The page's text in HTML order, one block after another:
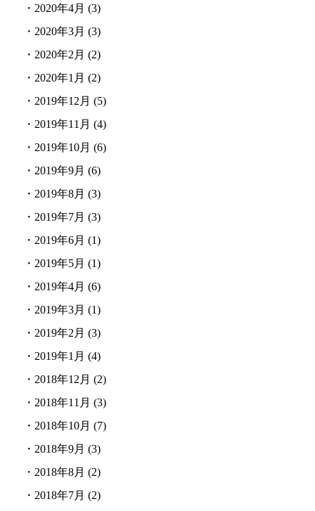
・ 2020年4月 (3)
・ 2020年3月 (3)
・ 2020年2月 (2)
・ 2020年1月 (2)
・ 2019年12月 (5)
・ 2019年11月 (4)
・ 2019年10月 (6)
・ 2019年9月 (6)
・ 2019年8月 (3)
・ 2019年7月 (3)
・ 2019年6月 (1)
・ 2019年5月 (1)
・ 2019年4月 (6)
・ 2019年3月 (1)
・ 2019年2月 (3)
・ 2019年1月 (4)
・ 2018年12月 (2)
・ 2018年11月 (3)
・ 2018年10月 (7)
・ 2018年9月 (3)
・ 2018年8月 (2)
・ 2018年7月 (2)